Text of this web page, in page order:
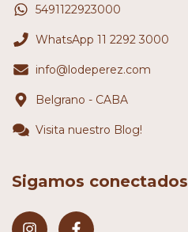
5491122923000
WhatsApp 11 2292 3000
info@lodeperez.com
Belgrano - CABA
Visita nuestro Blog!
Sigamos conectados